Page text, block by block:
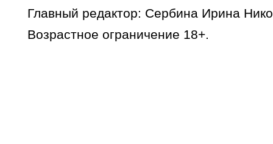
Главный редактор: Сербина Ирина
Возрастное ограничение 18+.